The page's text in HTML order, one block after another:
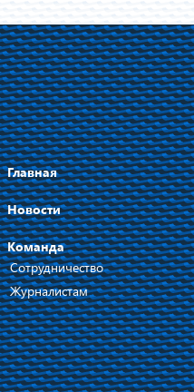
Главная
Новости
Команда
Сотрудничество
Журналистам